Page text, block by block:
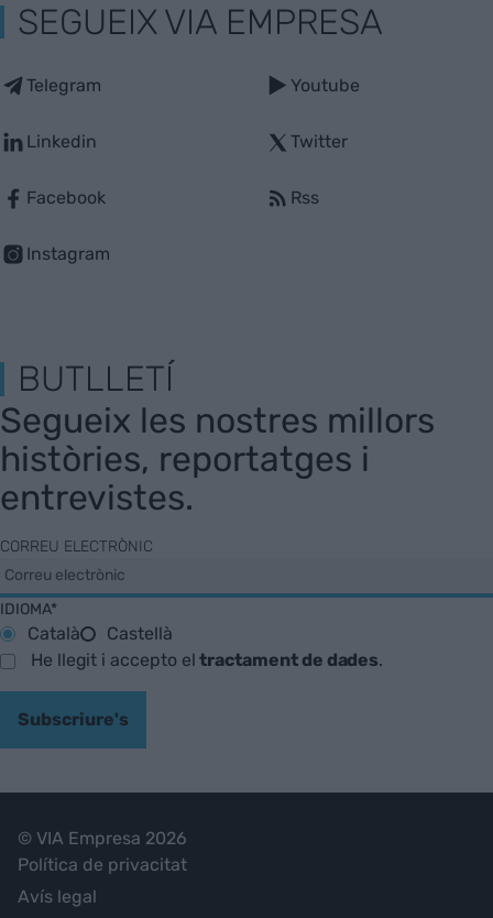
SEGUEIX VIA EMPRESA
Telegram
Linkedin
Facebook
Instagram
Youtube
Twitter
Rss
BUTLLETÍ
Segueix les nostres millors
històries, reportatges i
entrevistes.
CORREU ELECTRÒNIC
IDIOMA*
Català
Castellà
He llegit i accepto eltractament de dades.
Subscriure's
© VIA Empresa 2026
Política de privacitat
Avís legal